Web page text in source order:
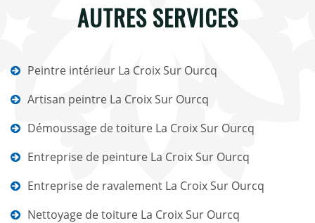
AUTRES SERVICES
Peintre intérieur La Croix Sur Ourcq
Artisan peintre La Croix Sur Ourcq
Démoussage de toiture La Croix Sur Ourcq
Entreprise de peinture La Croix Sur Ourcq
Entreprise de ravalement La Croix Sur Ourcq
Nettoyage de toiture La Croix Sur Ourcq